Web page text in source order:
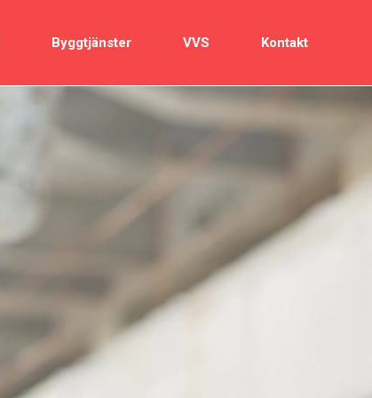
Byggtjänster VVS Kontakt